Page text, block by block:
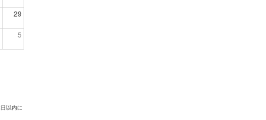
29
5
以内に